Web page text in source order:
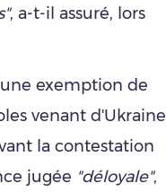
, a-t-il assuré, lors
exemption de
venant d'Ukraine
la contestation
jugée "déloyale",